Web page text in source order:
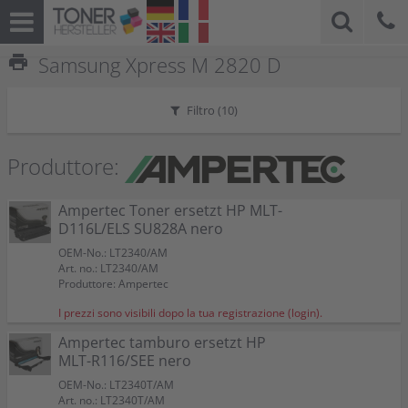
print Samsung Xpress M 2820 D
Filtro (10)
Produttore:
Ampertec Toner ersetzt HP MLT-
D116L/ELS SU828A nero
OEM-No.: LT2340/AM
Art. no.: LT2340/AM
Produttore: Ampertec
I prezzi sono visibili dopo la tua registrazione (login).
Ampertec tamburo ersetzt HP
MLT-R116/SEE nero
OEM-No.: LT2340T/AM
Art. no.: LT2340T/AM